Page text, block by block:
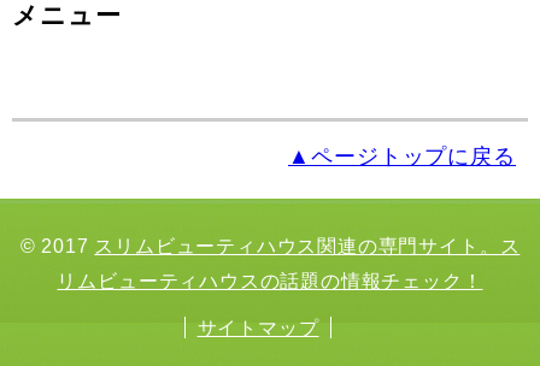
メニュー
▲ページトップに戻る
© 2017 スリムビューティハウス関連の専門サイト。ス
リムビューティハウスの話題の情報チェック！
サイトマップ